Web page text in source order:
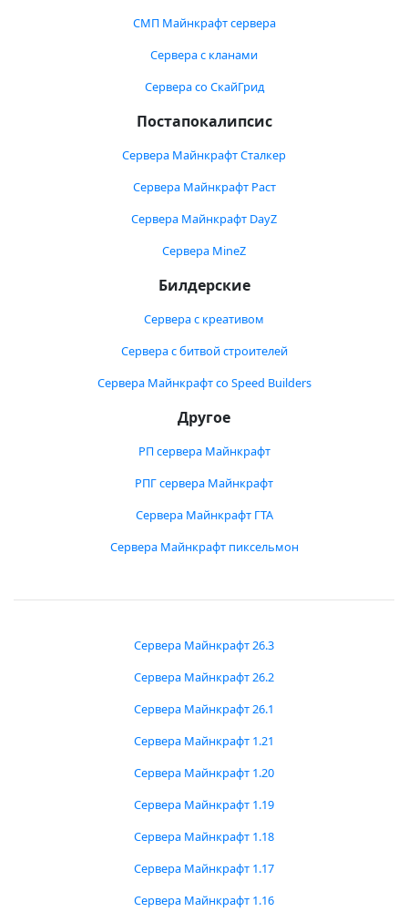
СМП Майнкрафт сервера
Сервера с кланами
Сервера со СкайГрид
Постапокалипсис
Сервера Майнкрафт Сталкер
Сервера Майнкрафт Раст
Сервера Майнкрафт DayZ
Сервера MineZ
Билдерские
Сервера с креативом
Сервера с битвой строителей
Сервера Майнкрафт со Speed Builders
Другое
РП сервера Майнкрафт
РПГ сервера Майнкрафт
Сервера Майнкрафт ГТА
Сервера Майнкрафт пиксельмон
Сервера Майнкрафт 26.3
Сервера Майнкрафт 26.2
Сервера Майнкрафт 26.1
Сервера Майнкрафт 1.21
Сервера Майнкрафт 1.20
Сервера Майнкрафт 1.19
Сервера Майнкрафт 1.18
Сервера Майнкрафт 1.17
Сервера Майнкрафт 1.16